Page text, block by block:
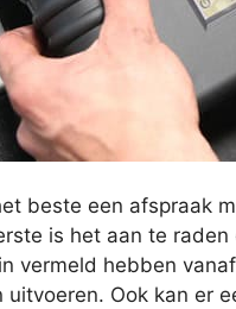
beste een afspraak
is het aan te
vermeld hebben
uitvoeren. Ook kan er